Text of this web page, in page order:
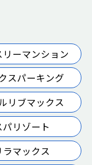
リーマンション
スパーキング
リブマックス
パリゾート
ラマックス